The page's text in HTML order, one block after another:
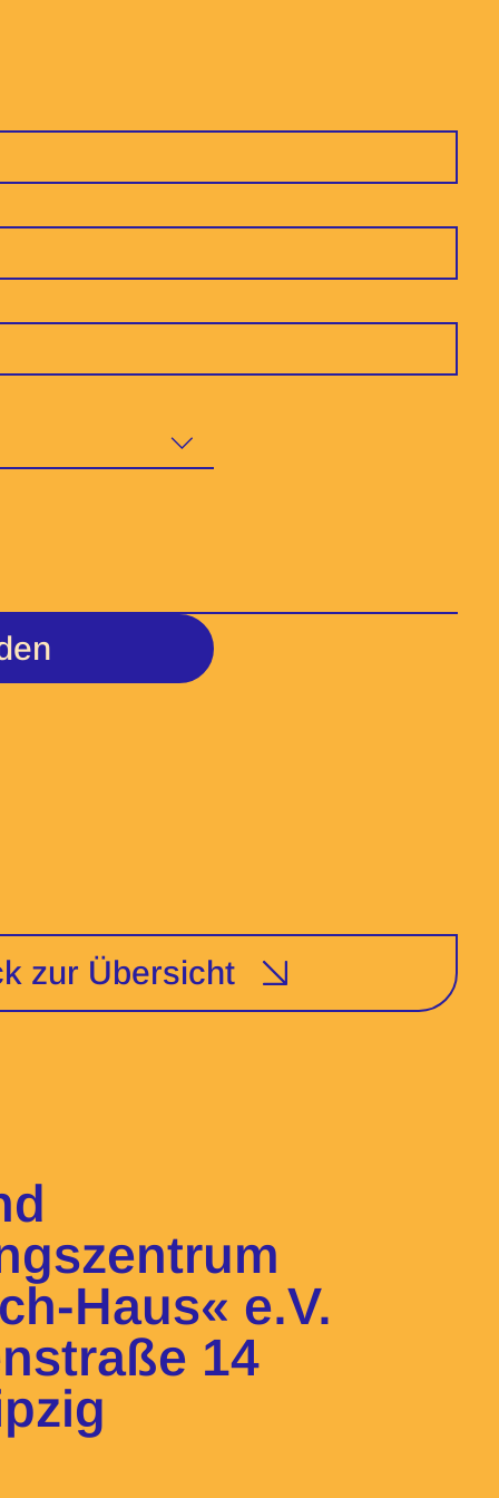
zur Übersicht
Haus« e.V.
14